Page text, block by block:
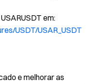
em:
USDT/USAR_USDT
e melhorar as